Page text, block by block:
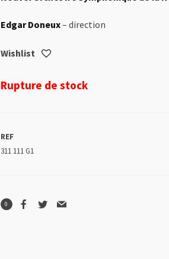
Edgar Doneux– direction
Wishlist
Rupture de stock
REF
311 111 G1
0